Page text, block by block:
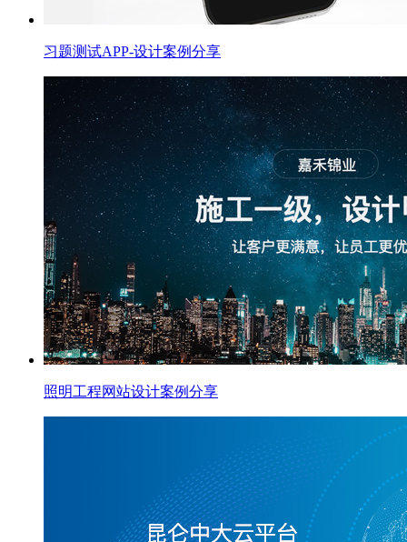
习题测试APP-设计案例分享
照明工程网站设计案例分享